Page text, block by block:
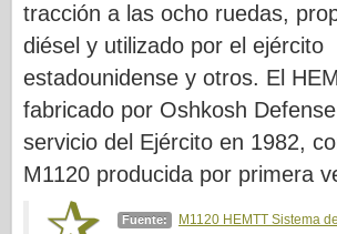
Eduard
Modelo E.T.
Moldes finos
Fuerzas de valor
FriulModelo
Hasegawa
tracción a las ocho ruedas,
diésel y utilizado por el ejército
estadounidense y otros. El
fabricado por Oshkosh
servicio del Ejército en 1982,
M1120 producida por primera
Fuente: M1120 HEMTT Sistema